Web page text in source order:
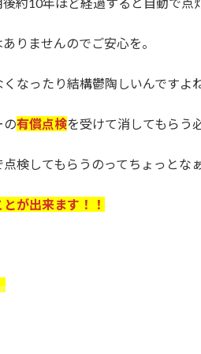
りませんのでご安心を。
なったり結構鬱陶しいんですよ
の有償点検を受けて消してもらう
検してもらうのってちょっとな
が出来ます！！